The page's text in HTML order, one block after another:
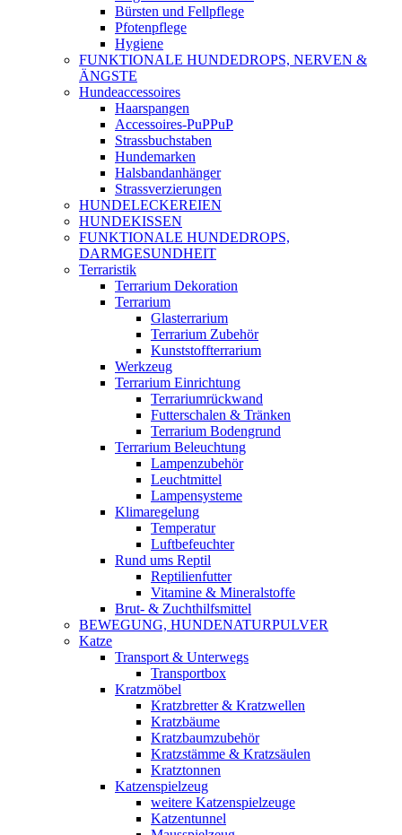
Bürsten und Fellpflege
Pfotenpflege
Hygiene
FUNKTIONALE HUNDEDROPS, NERVEN &
ÄNGSTE
Hundeaccessoires
Haarspangen
Accessoires-PuPPuP
Strassbuchstaben
Hundemarken
Halsbandanhänger
Strassverzierungen
HUNDELECKEREIEN
HUNDEKISSEN
FUNKTIONALE HUNDEDROPS,
DARMGESUNDHEIT
Terraristik
Terrarium Dekoration
Terrarium
Glasterrarium
Terrarium Zubehör
Kunststoffterrarium
Werkzeug
Terrarium Einrichtung
Terrariumrückwand
Futterschalen & Tränken
Terrarium Bodengrund
Terrarium Beleuchtung
Lampenzubehör
Leuchtmittel
Lampensysteme
Klimaregelung
Temperatur
Luftbefeuchter
Rund ums Reptil
Reptilienfutter
Vitamine & Mineralstoffe
Brut- & Zuchthilfsmittel
BEWEGUNG, HUNDENATURPULVER
Katze
Transport & Unterwegs
Transportbox
Kratzmöbel
Kratzbretter & Kratzwellen
Kratzbäume
Kratzbaumzubehör
Kratzstämme & Kratzsäulen
Kratztonnen
Katzenspielzeug
weitere Katzenspielzeuge
Katzentunnel